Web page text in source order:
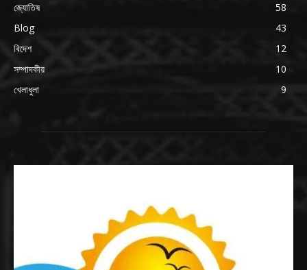
জ্যোতিষ
58
Blog
43
বিদেশ
12
সম্পাদকীয়
10
খেলাধুলা
9